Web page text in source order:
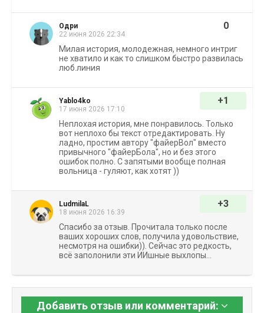
Одри
22 июня 2026 22:34
0
Милая история, молодежная, немного интриг
не хватило и как то слишком быстро развилась
люб.линия
Yablo4ko
17 июня 2026 17:10
+1
Неплохая история, мне понравилось. Только
вот неплохо бы текст отредактировать. Ну
ладно, простим автору "файерВол" вместо
привычного "файерБола", но и без этого
ошибок полно. С запятыми вообще полная
вольница - гуляют, как хотят ))
LudmilaL
18 июня 2026 16:39
+3
Спасибо за отзыв. Прочитала только после
ваших хороших слов, получила удовольствие,
несмотря на ошибки)). Сейчас это редкость,
всё заполонили эти ИИшные выхлопы...
Добавить отзыв или комментарий: